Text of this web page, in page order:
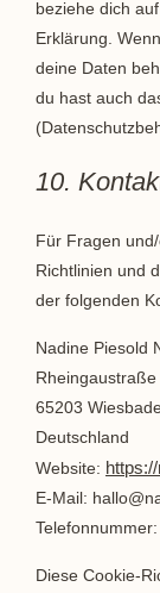
beziehe dich
Erklärung.
deine Daten
du hast auch
10.
Für Fragen
Richtlinien und
der folgenden
Nadine Piesold
Rheingaustraße
65203
Deutschland
Website:
E-Mail: hallo@
Diese Cookie-